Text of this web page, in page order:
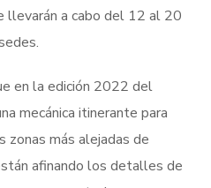
llevarán a cabo del 12 al 20
en la edición 2022 del
mecánica itinerante para
zonas más alejadas de
afinando los detalles de